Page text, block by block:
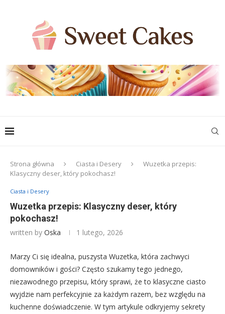
Strona główna Ciasta i Desery
Wuzetka przepis:
Klasyczny deser, który pokochasz!
Ciasta i Desery
Wuzetka przepis: Klasyczny deser, który
pokochasz!
written by Oska 1 lutego, 2026
Marzy Ci się idealna, puszysta Wuzetka, która zachwyci
domowników i gości? Często szukamy tego jednego,
niezawodnego przepisu, który sprawi, że to klasyczne ciasto
wyjdzie nam perfekcyjnie za każdym razem, bez względu na
kuchenne doświadczenie. W tym artykule odkryjemy sekrety